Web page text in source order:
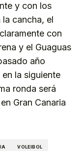
y con los
cancha, el
con
y el Guaguas
año
la siguiente
ronda será
Gran Canaria
VOLEIBOL